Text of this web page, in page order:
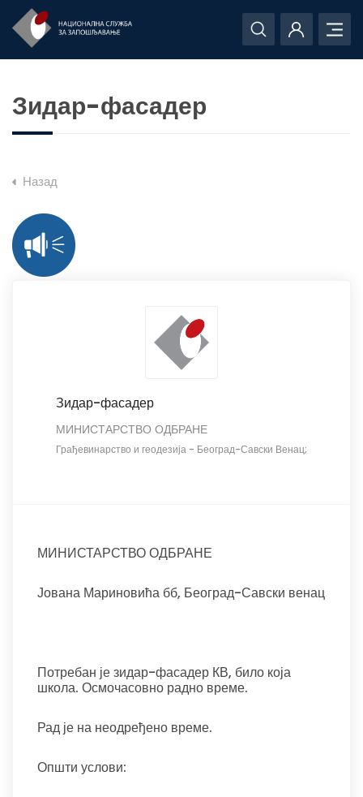
Зидар-фасадер
Назад
Зидар-фасадер
МИНИСТАРСТВО ОДБРАНЕ
Грађевинарство и геодезија - Београд-Савски Венац;
МИНИСТАРСТВО ОДБРАНЕ
Јована Мариновића бб, Београд-Савски венац
Потребан је зидар-фасадер КВ, било која
школа. Осмочасовно радно време.
Рад је на неодређено време.
Општи услови: